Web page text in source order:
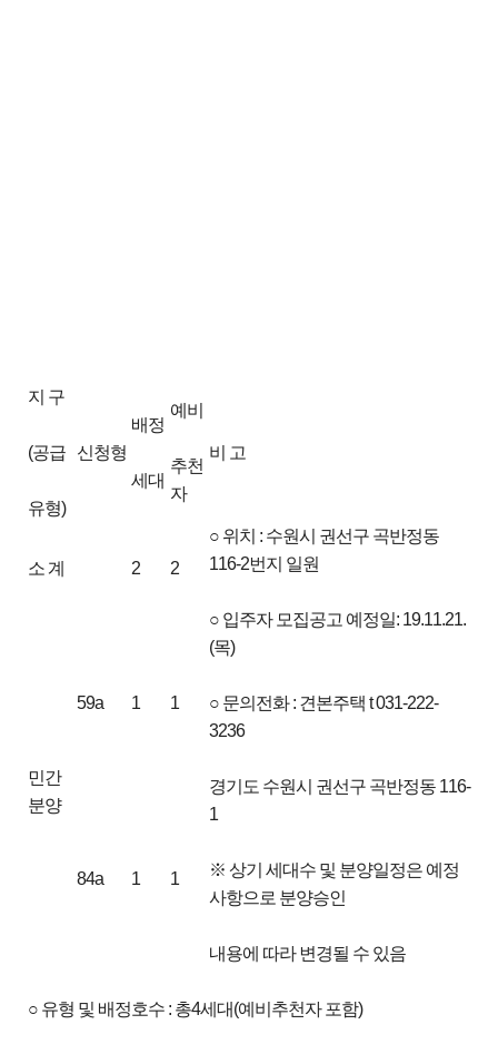
지 구
(공급
유형)
신청형
배정
세대
예비
추천
자
비 고
소 계 2 2
○ 위치 : 수원시 권선구 곡반정동
116-2번지 일원
○ 입주자 모집공고 예정일: 19.11.21.
(목)
○ 문의전화 : 견본주택 t 031-222-
3236
경기도 수원시 권선구 곡반정동 116-
1
※ 상기 세대수 및 분양일정은 예정
사항으로 분양승인
내용에 따라 변경될 수 있음
민간
분양
59a 1 1
84a 1 1
○ 유형 및 배정호수 : 총4세대(예비추천자 포함)